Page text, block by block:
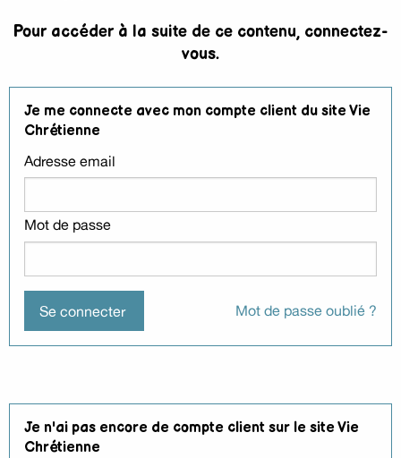
Pour accéder à la suite de ce contenu, connectez-
vous.
Je me connecte avec mon compte client du site Vie
Chrétienne
Adresse email
Mot de passe
Mot de passe oublié ?
Je n'ai pas encore de compte client sur le site Vie
Chrétienne